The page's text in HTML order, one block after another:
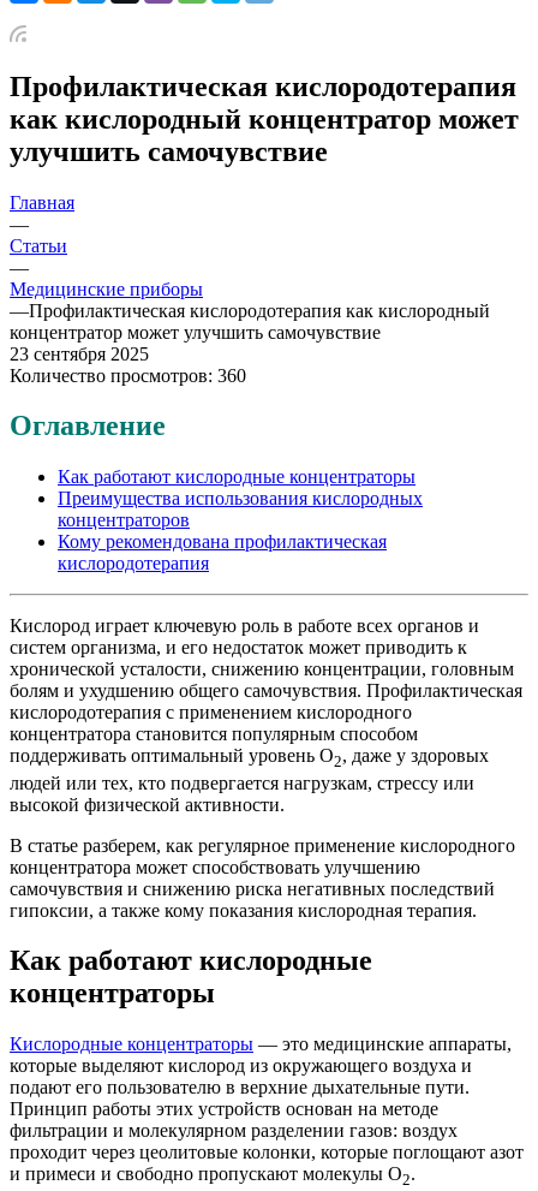
Профилактическая кислородотерапия
как кислородный концентратор может
улучшить самочувствие
Главная
—
Статьи
—
Медицинские приборы
—Профилактическая кислородотерапия как кислородный
концентратор может улучшить самочувствие
23 сентября 2025
Количество просмотров: 360
Оглавление
Как работают кислородные концентраторы
Преимущества использования кислородных
концентраторов
Кому рекомендована профилактическая
кислородотерапия
Кислород играет ключевую роль в работе всех органов и
систем организма, и его недостаток может приводить к
хронической усталости, снижению концентрации, головным
болям и ухудшению общего самочувствия. Профилактическая
кислородотерапия с применением кислородного
концентратора становится популярным способом
поддерживать оптимальный уровень О2, даже у здоровых
людей или тех, кто подвергается нагрузкам, стрессу или
высокой физической активности.
В статье разберем, как регулярное применение кислородного
концентратора может способствовать улучшению
самочувствия и снижению риска негативных последствий
гипоксии, а также кому показания кислородная терапия.
Как работают кислородные
концентраторы
Кислородные концентраторы — это медицинские аппараты,
которые выделяют кислород из окружающего воздуха и
подают его пользователю в верхние дыхательные пути.
Принцип работы этих устройств основан на методе
фильтрации и молекулярном разделении газов: воздух
проходит через цеолитовые колонки, которые поглощают азот
и примеси и свободно пропускают молекулы О2.